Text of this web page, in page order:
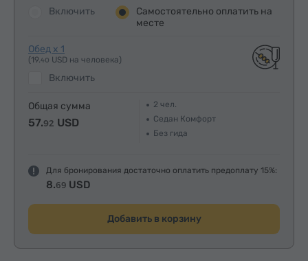
Включить
Самостоятельно оплатить на
месте
Обед x 1
(19.40 USD на человека)
Включить
Общая сумма
57.92 USD
2 чел.
Седан Комфорт
Без гида
Для бронирования достаточно оплатить предоплату 15%:
8.69 USD
Добавить в корзину